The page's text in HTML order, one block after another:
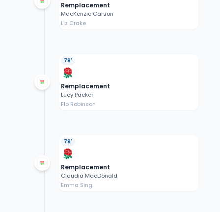
Remplacement
MacKenzie Carson
Liz Crake
79'
Remplacement
Lucy Packer
Flo Robinson
79'
Remplacement
Claudia MacDonald
Emma Sing